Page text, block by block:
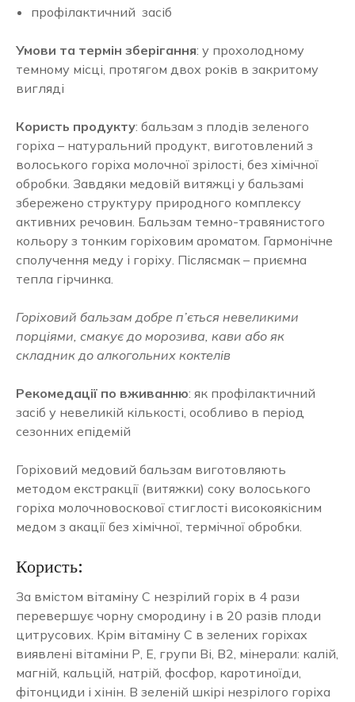
профілактичний засіб
Умови та термін зберігання: у прохолодному
темному місці, протягом двох років в закритому
вигляді
Користь продукту: бальзам з плодів зеленого
горіха – натуральний продукт, виготовлений з
волоського горіха молочної зрілості, без хімічної
обробки. Завдяки медовій витяжці у бальзамі
збережено структуру природного комплексу
активних речовин. Бальзам темно-травянистого
кольору з тонким горіховим ароматом. Гармонічне
сполучення меду і горіху. Післясмак – приємна
тепла гірчинка.
Горіховий бальзам добре п’ється невеликими
порціями, смакує до морозива, кави або як
складник до алкогольних коктелів
Рекомедації по вживанню: як профілактичний
засіб у невеликій кількості, особливо в період
сезонних епідемій
Горіховий медовий бальзам виготовляють
методом екстракції (витяжки) соку волоського
горіха молочновоскової стиглості високоякісним
медом з акації без хімічної, термічної обробки.
Користь:
За вмістом вітаміну С незрілий горіх в 4 рази
перевершує чорну смородину і в 20 разів плоди
цитрусових. Крім вітаміну С в зелених горіхах
виявлені вітаміни Р, Е, групи Bi, B2, мінерали: калій,
магній, кальцій, натрій, фосфор, каротиноїди,
фітонциди і хінін. В зеленій шкірі незрілого горіха